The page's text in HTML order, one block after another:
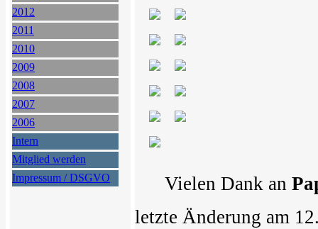
2012
2011
2010
2009
2008
2007
2006
Intern
Mitglied werden
Impressum / DSGVO
Vielen Dank an
letzte Änderung am